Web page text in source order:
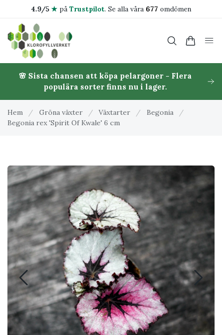
4.9/5 ★på Trustpilot. Se alla våra 677 omdömen
🌸 Sista chansen att köpa pelargoner - Flera
populära sorter finns nu i lager.
Hem / Gröna växter / Växtarter / Begonia
/
Begonia rex 'Spirit Of Kwale' 6 cm